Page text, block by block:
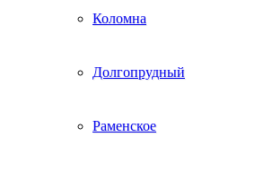
Коломна
Долгопрудный
Раменское